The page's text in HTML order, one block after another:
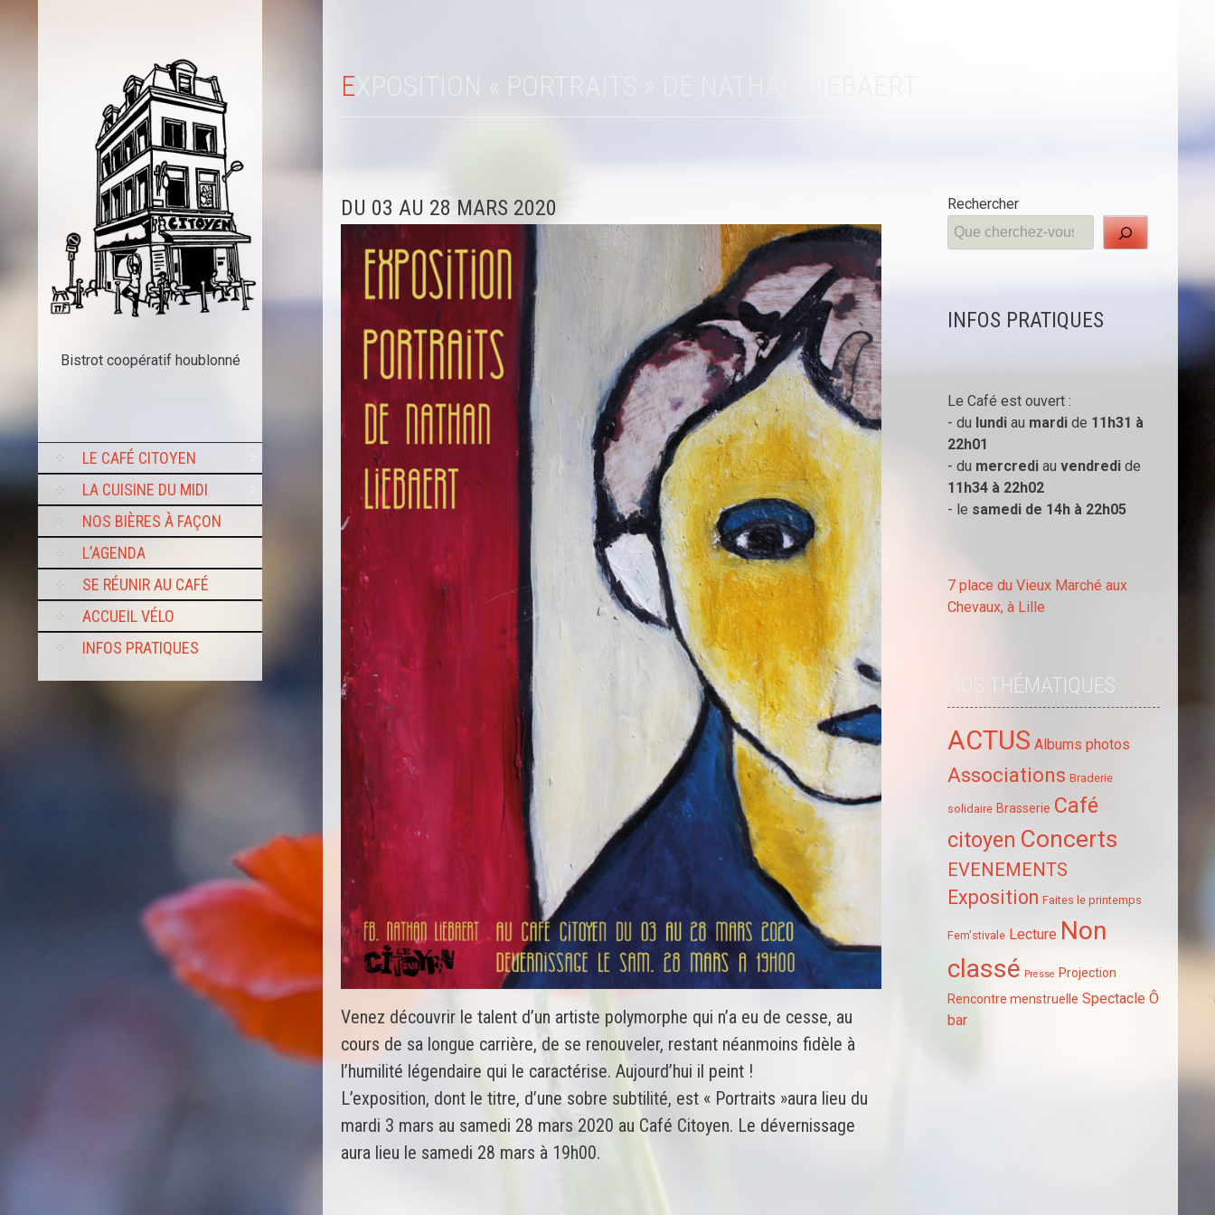
Bistrot coopératif houblonné
SKIP
TO
CONTENT
LE CAFÉ CITOYEN
LA CUISINE DU MIDI
NOS BIÈRES À FAÇON
L’AGENDA
SE RÉUNIR AU CAFÉ
ACCUEIL VÉLO
INFOS PRATIQUES
EXPOSITION « PORTRAITS » DE NATHAN LIEBAERT
DU 03 AU 28 MARS 2020
Venez découvrir le talent d’un artiste polymorphe qui n’a eu de cesse, au
cours de sa longue carrière, de se renouveler, restant néanmoins fidèle à
l’humilité légendaire qui le caractérise. Aujourd’hui il peint !
L’exposition, dont le titre, d’une sobre subtilité, est « Portraits »aura lieu du
mardi 3 mars au samedi 28 mars 2020 au Café Citoyen. Le dévernissage
aura lieu le samedi 28 mars à 19h00.
Rechercher
INFOS PRATIQUES
Le Café est ouvert :
- du lundiau mardide 11h31 à
22h01
- du mercrediau vendredi de
11h34 à 22h02
- le samedi de 14h à 22h05
7 place du Vieux Marché aux
Chevaux, à Lille
NOS THÉMATIQUES
ACTUS Albums photos
Associations Braderie
solidaire Brasserie Café
citoyen Concerts
EVENEMENTS
Exposition Faites le printemps
Fem'stivale Lecture Non
classé Presse Projection
Rencontre menstruelle Spectacle Ô
bar